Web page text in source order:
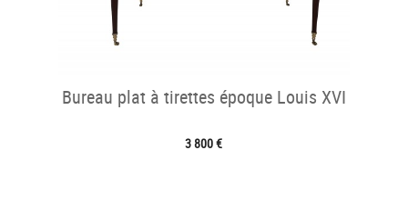
Bureau plat à tirettes époque Louis XVI
3 800 €